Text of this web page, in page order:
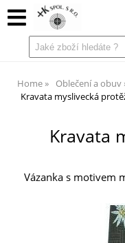
Home Oblečení a obuv
Kravata myslivecká
Kravata
Vázanka s motivem